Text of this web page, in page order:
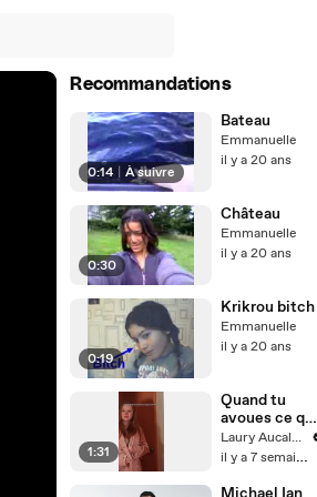
Recommandations
0:14 À suivre
Bateau
Emmanuelle
il y a 20 ans
0:30
Château
Emmanuelle
il y a 20 ans
0:19
Krikrou bitch
Emmanuelle
il y a 20 ans
1:31
Quand tu
avoues ce que
tu as fais Laury Aucalme
il y a 7 semaines